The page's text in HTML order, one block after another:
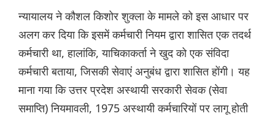
न्यायालय ने कौशल किशोर शुक्ला के मामले को इस आधार पर
अलग कर दिया कि इसमें कर्मचारी नियम द्वारा शासित एक तदर्थ
कर्मचारी था, हालांकि, याचिकाकर्ता ने खुद को एक संविदा
कर्मचारी बताया, जिसकी सेवाएं अनुबंध द्वारा शासित होंगी। यह
माना गया कि उत्तर प्रदेश अस्थायी सरकारी सेवक (सेवा
समाप्ति) नियमावली, 1975 अस्थायी कर्मचारियों पर लागू होती